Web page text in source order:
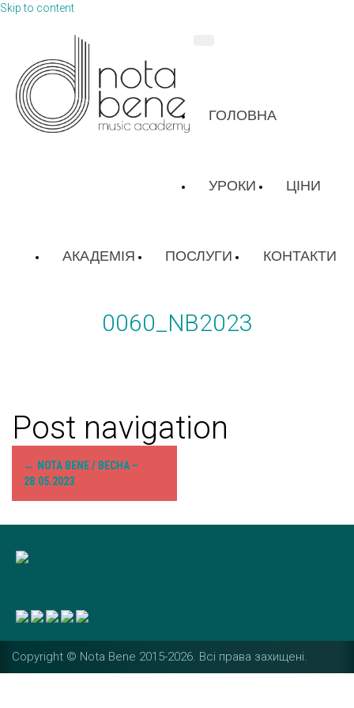
Skip to content
ГОЛОВНА
УРОКИ ЦІНИ
АКАДЕМІЯ ПОСЛУГИ КОНТАКТИ
0060_NB2023
Post navigation
← NOTA BENE / ВЕСНА –
28.05.2023
Copyright © Nota Bene 2015-2026. Вcі права захищені.